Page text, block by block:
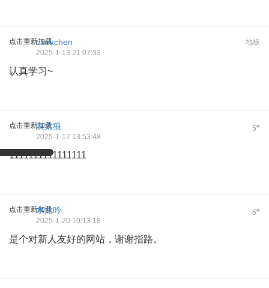
点击重新加载 地板
clarkchen
2025-1-13 21:07:33
认真学习~
点击重新加载 5#
灰太狼
2025-1-17 13:53:48
1111111111111111
点击重新加载 6#
水龙吟
2025-1-20 10:13:18
是个对新人友好的网站，谢谢指路。